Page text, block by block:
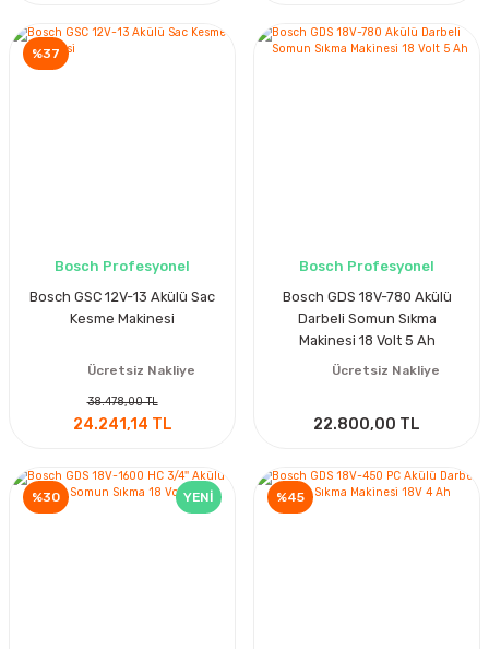
%37
Bosch Profesyonel
Bosch GSC 12V-13 Akülü Sac
Kesme Makinesi
Ücretsiz Nakliye
38.478,00 TL
24.241,14 TL
Bosch Profesyonel
Bosch GDS 18V-780 Akülü
Darbeli Somun Sıkma
Makinesi 18 Volt 5 Ah
Ücretsiz Nakliye
22.800,00 TL
%30 YENİ %45